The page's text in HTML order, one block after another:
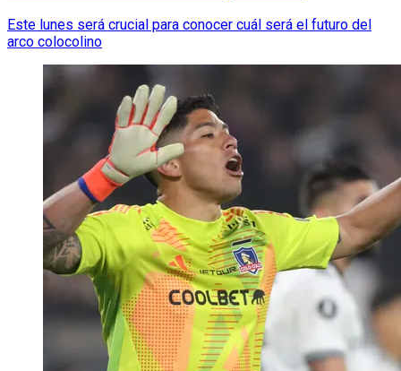
Este lunes será crucial para conocer cuál será el futuro del
arco colocolino